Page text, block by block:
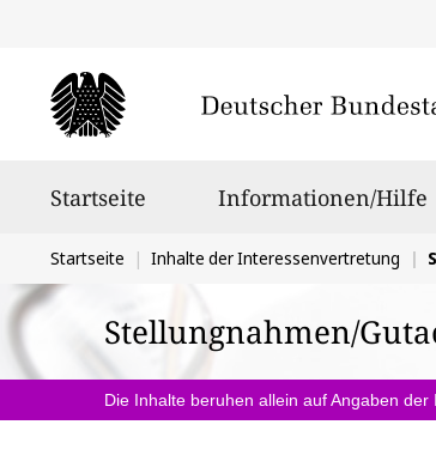
Startseite Informationen/Hilfe
Sie
befinden
sich
hier:
Startseite Inhalte der Interessenvertretung
Stellungnahmen/
Die Inhalte beruhen allein auf Angaben